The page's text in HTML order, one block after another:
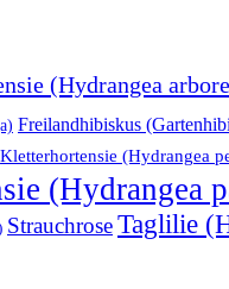
(Hydrangea
Freilandhibiskus
Kletterhortensie (Hydrangea
(Hydrangea
StrauchroseTaglilie